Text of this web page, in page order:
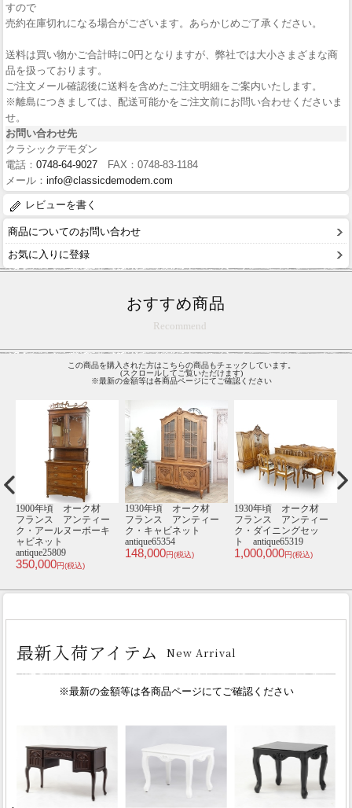
すので
売約在庫切れになる場合がございます。あらかじめご了承ください。
送料は買い物かご合計時に0円となりますが、弊社では大小さまざまな商
品を扱っております。
ご注文メール確認後に送料を含めたご注文明細をご案内いたします。
※離島につきましては、配送可能かをご注文前にお問い合わせくださいま
せ。
お問い合わせ先
クラシックデモダン
電話： 0748-64-9027 FAX：0748-83-1184
メール： info@classicdemodern.com
レビューを書く
商品についてのお問い合わせ
お気に入りに登録
おすすめ商品
Recommend
この商品を購入された方はこちらの商品もチェックしています。
(スクロールしてご覧いただけます)
※最新の金額等は各商品ページにてご確認ください
1930年頃 オーク材
フランス アンティー
ク・キャビネット
antique65345
160,000円(税込)
1900年頃 オーク材
フランス アンティー
ク・キャビネット
antique64893
480,000円(税込)
1930年頃 オーク材
フランス アンティー
ク・キャビネット
antique65547
135,000円(税込)